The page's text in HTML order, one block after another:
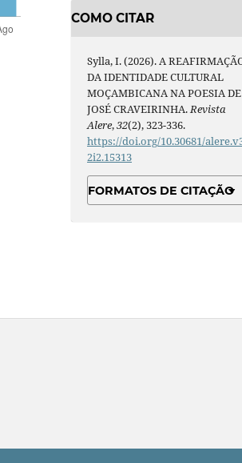
COMO CITAR
Sylla, I. (2026). A
DA IDENTIDADE CULTURAL
MOÇAMBICANA NA POESIA DE
JOSÉ CRAVEIRINHA.Revista
Alere,32(2), 323-336.
https://doi.org/10.30681/
2i2.15313
FORMATOS DE CITAÇÃO